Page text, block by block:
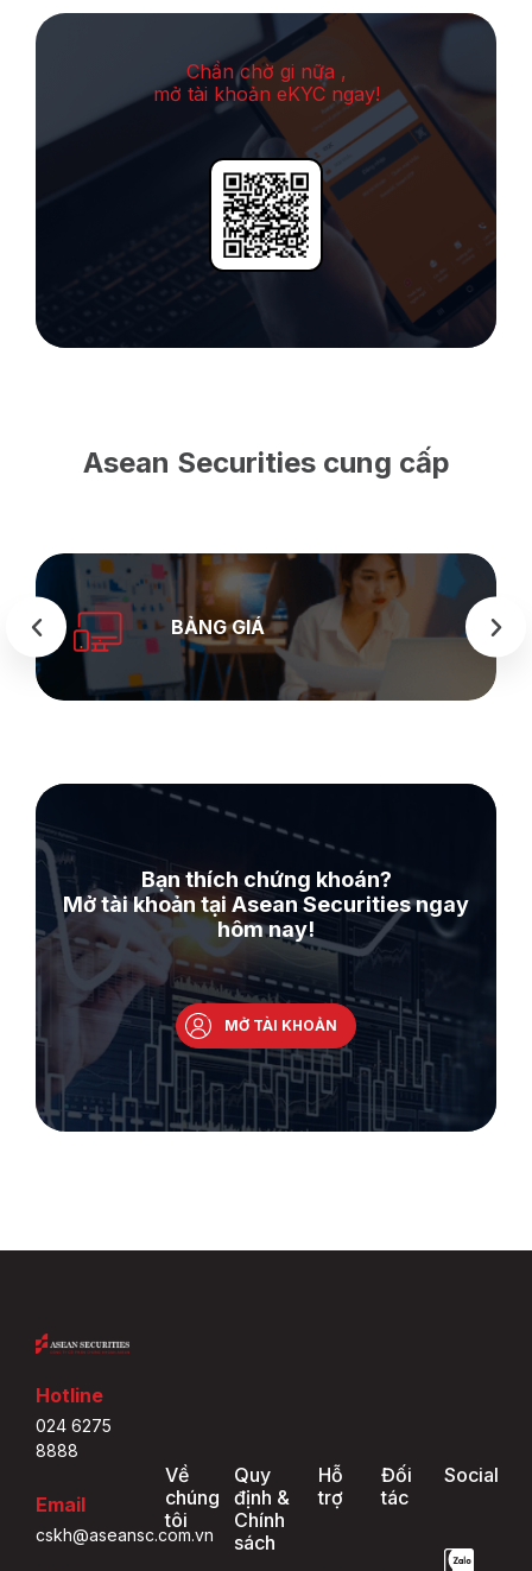
Chần chờ gi nữa ,
mở tài khoản eKYC ngay!
Asean Securities cung cấp
BẢNG GIÁ
Bạn thích chứng khoán?
Mở tài khoản tại Asean Securities ngay
hôm nay!
MỞ TÀI KHOẢN
Hotline
024 6275
8888
Email
cskh@aseansc.com.vn
Về
chúng
tôi
Quy
định &
Chính
sách
Hỗ
trợ
Đối
tác
Social